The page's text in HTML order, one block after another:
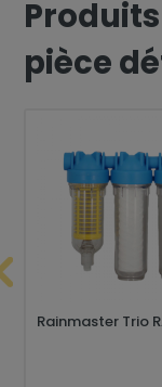
pièce
Rainmaster Trio